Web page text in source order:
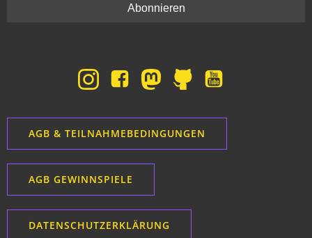
AGB & TEILNAHMEBEDINGUNGEN
AGB GEWINNSPIELE
DATENSCHUTZERKLÄRUNG